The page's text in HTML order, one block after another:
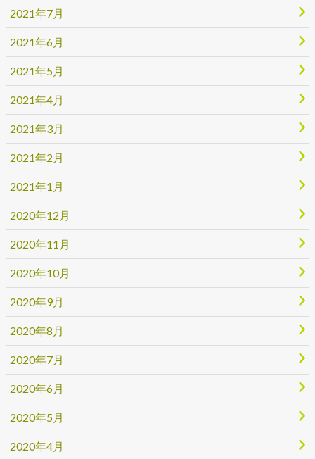
2021年7月
2021年6月
2021年5月
2021年4月
2021年3月
2021年2月
2021年1月
2020年12月
2020年11月
2020年10月
2020年9月
2020年8月
2020年7月
2020年6月
2020年5月
2020年4月